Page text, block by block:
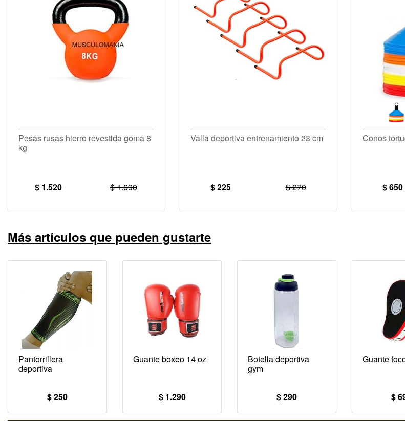
Pesas rusas hierro revestida goma 8
kg
$ 1.520 $ 1.690
Valla deportiva entrenamiento 23 cm
$ 225 $ 270
Conos
$ 650
Más artículos que pueden gustarte
Pantorrillera
deportiva
$ 250
Guante boxeo 14 oz
$ 1.290
Botella deportiva
gym
$ 290
Guante
$